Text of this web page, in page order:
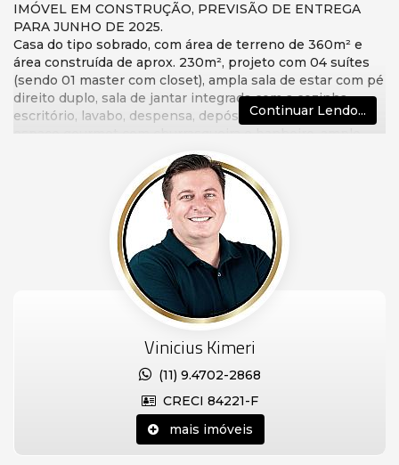
IMÓVEL EM CONSTRUÇÃO, PREVISÃO DE ENTREGA
PARA JUNHO DE 2025.
Casa do tipo sobrado, com área de terreno de 360m² e
área construída de aprox. 230m², projeto com 04 suítes
(sendo 01 master com closet), ampla sala de estar com pé
direito duplo, sala de jantar integrada com a cozinha,
escritório, lavabo, despensa, depósito, área de serviço,
espaço gourmet com churrasqueira e banheiro, amplo
espaço de lazer com piscina e vagas para 02 automóveis.
*Imagens meramente ilustrativas
Para maiores informações sobre este e outros imóveis
disponíveis, forma de pagamento/financiamento e
agendamento de visitas, não perca tempo rodando por ai,
consulte o especialista nas melhores oportunidades nos
condomínios Terras de Atibaia e Buona Vita. Vinicius
Kimeri (11) 94702-2868 WhatsApp. - 18/10/2024
Continuar Lendo...
Vinicius Kimeri
(11) 9.4702-2868
CRECI 84221-F
mais imóveis